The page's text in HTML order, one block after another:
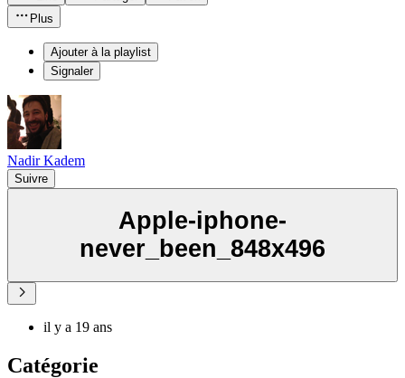
Plus
Ajouter à la playlist
Signaler
Nadir Kadem
Suivre
Apple-iphone-
never_been_848x496
il y a 19 ans
Catégorie